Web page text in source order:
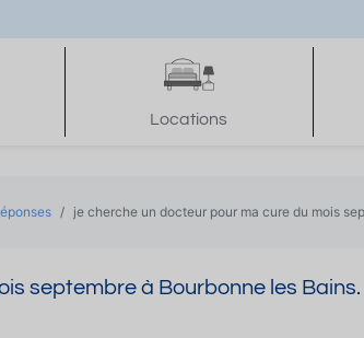
Locations
je cherche un docteur pour ma cure du mois
septembre à Bourbonne les Bains.